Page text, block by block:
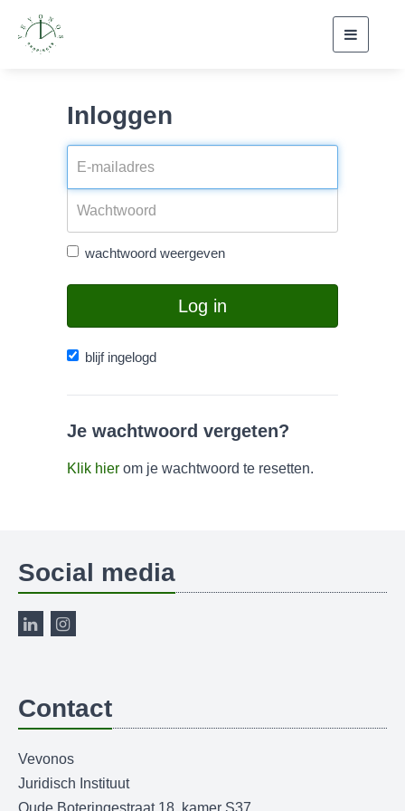
Inloggen
wachtwoord weergeven
Log in
blijf ingelogd
Je wachtwoord vergeten?
Klik hier om je wachtwoord te resetten.
Social media
Contact
Vevonos
Juridisch Instituut
Oude Boteringestraat 18, kamer S37